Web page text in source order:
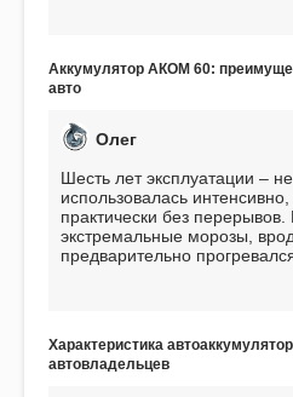
пожалел. Считаю, что это
Аккумулятор АКОМ 60:
авто
Олег
Шесть лет эксплуатации –
использовалась
практически без перерывов.
экстремальные морозы,
предварительно
использования не было ни
EFB 75. Судя по
превосходит предыдущую
Характеристика
автовладельцев